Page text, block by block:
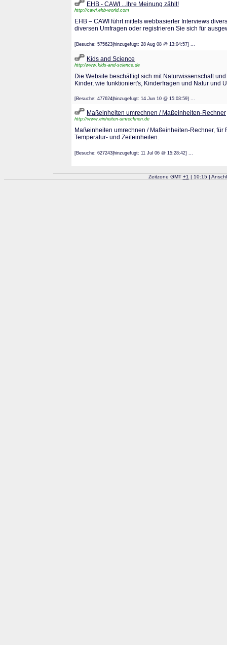
EHB - CAWI ...Ihre Meinung zählt!
http://cawi.ehb-world.com
EHB – CAWI führt mittels webbasierter Interviews
diversen Umfragen oder registrieren Sie sich für
[Besuche: 575623|hinzugefügt: 28 Aug 08 @ 13:04:57] ...
Kids and Science
http:/www.kids-and-science.de
Die Website beschäftigt sich mit Naturwissenschaft
Kinder, wie funktioniert's, Kinderfragen und Natur und
[Besuche: 477624|hinzugefügt: 14 Jun 10 @ 15:03:59] ...
Maßeinheiten umrechnen / Maßeinheiten-Rechner
http://www.einheiten-umrechnen.de
Maßeinheiten umrechnen / Maßeinheiten-Rechner,
Temperatur- und Zeiteinheiten.
[Besuche: 627243|hinzugefügt: 11 Jul 06 @ 15:28:42] ...
Zeitzone GMT +1 | 10:15 |